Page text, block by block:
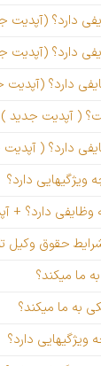
دارد؟ (آپدیت
دارد؟ (آپدیت
دارد؟ (آپدیت
( آپدیت جدید )
دارد؟ (
دارد؟
دارد؟ +
حقوق وکیل
ما میکند؟
به ما میکند؟
دارد؟